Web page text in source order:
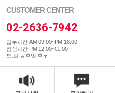
CUSTOMER CENTER
02-2636-7942
업무시간 AM 09:00~PM 18:00
점심시간 PM 12:00~01:00
토,일,공휴일 휴무